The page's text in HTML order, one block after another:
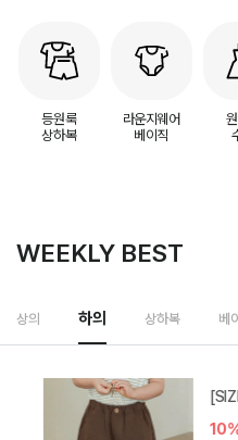
등원룩
상하복
라운지웨어
베이직
WEEKLY BEST
상의 하의 상하복 베